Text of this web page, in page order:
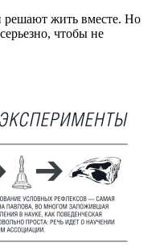
решают жить вместе. Но
чтобы не